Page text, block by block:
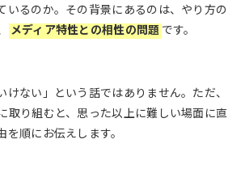
いるのか。その背景にあるのは、やり方の
メディア特性との相性の問題 です。
けない」という話ではありません。ただ、
取り組むと、思った以上に難しい場面に直
順にお伝えします。